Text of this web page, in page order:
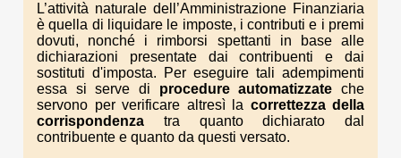
L’attività naturale dell’Amministrazione Finanziaria
è quella di liquidare le imposte, i contributi e i premi
dovuti, nonché i rimborsi spettanti in base alle
dichiarazioni presentate dai contribuenti e dai
sostituti d'imposta. Per eseguire tali adempimenti
essa si serve di procedure automatizzate che
servono per verificare altresì la correttezza della
corrispondenza tra quanto dichiarato dal
contribuente e quanto da questi versato.